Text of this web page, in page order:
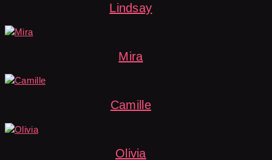
Lindsay
Mira
Camille
Olivia